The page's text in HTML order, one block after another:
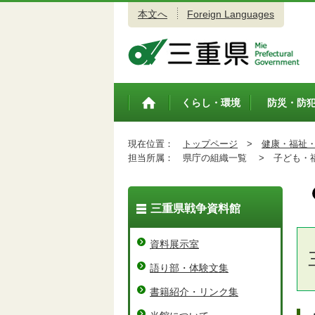
本文へ Foreign Languages
トップペ
くらし・環境 防災・防
現在位置： トップページ >
健康・福祉
担当所属：
県庁の組織一覧 > 子ども
三重県戦争資料館
資料展示室
語り部・体験文集
書籍紹介・リンク集